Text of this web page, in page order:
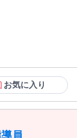
られず「こうあ
法人まみゆり会
営に関わる業務全般で
指したい方にも働き
らに、 社会保険
る待遇を整えています
っていきませんか。 オ
をお待
お気に入り
員